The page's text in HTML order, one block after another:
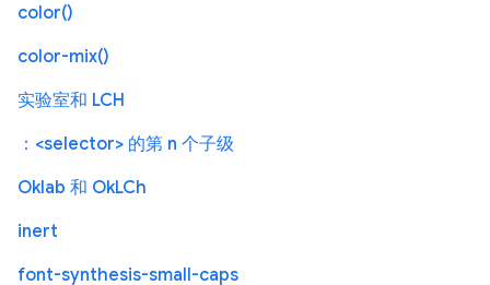
color()
color-mix()
实验室和 LCH
：<selector> 的第 n 个子级
Oklab 和 OkLCh
inert
font-synthesis-small-caps